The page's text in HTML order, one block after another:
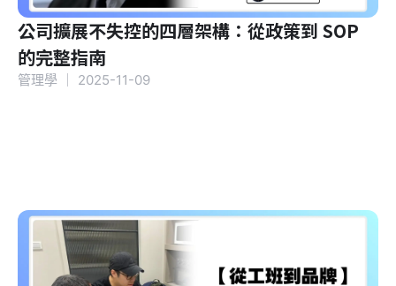
公司擴展不失控的四層架構：從政策到 SOP
的完整指南
管理學 2025-11-09